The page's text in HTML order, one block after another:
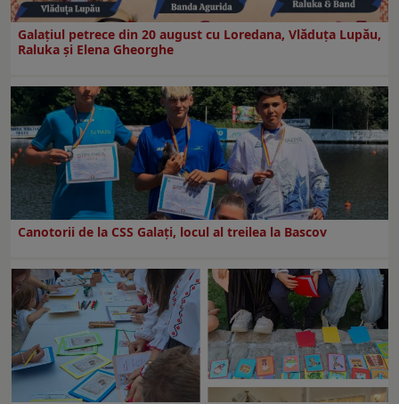
Galaţiul petrece din 20 august cu Loredana, Vlăduța Lupău,
Raluka și Elena Gheorghe
Canotorii de la CSS Galați, locul al treilea la Bascov